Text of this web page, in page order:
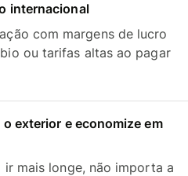
internacional
com margens de lucro
ou tarifas altas ao pagar
exterior e economize em
ir mais longe, não importa a